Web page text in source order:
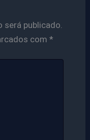
será publicado.
com *